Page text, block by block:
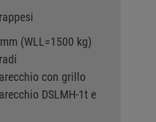
(WLL=1500 kg)
con grillo
DSLMH-1t e